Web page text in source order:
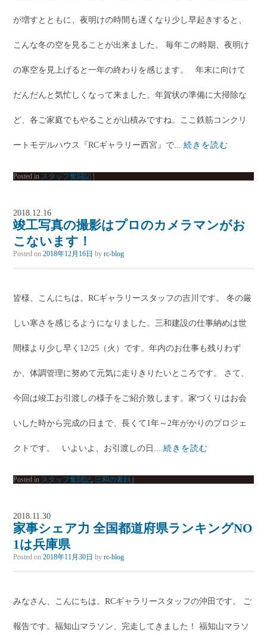
が増すとともに、夜明けの時間も遅くなり少し早起きすると、
こんな冬の空を見ることが出来ました。 毎年この時期、夜明け
の寒空を見上げると一年の終わりを感じます。 年末に向けて
だんだんと気忙しくなって来ました。年賀状の準備に大掃除な
ど、各ご家庭でもやることが山積みですね。ここ鉄筋コンクリ
ートモデルハウス『RCギャラリー西宮』で...続きを読む
Posted in スタッフ奮闘記
2018.12.16
竣工写真の撮影はプロのカメラマンがお
こないます！
Posted on2018年12月16日 byrc-blog
皆様、こんにちは。RCギャラリースタッフの吉川です。 冬の厳
しい寒さを感じるようになりました。三和建設の仕事納めは世
間様より少し早く12/25（火）です。年内のお仕事も残りわず
か、体調管理に努めて元気に走りきりたいところです。 さて、
今回は竣工お引渡しの様子をご紹介致します。家づくりはお会
いした時から完成の日まで、長くて1年～2年がかりのプロジェ
クトです。 いよいよ、お引渡しの日...続きを読む
Posted in スタッフ奮闘記, 三和の素顔
2018.11.30
家事シェア力 全国都道府県ランキングNO
1は兵庫県
Posted on2018年11月30日 byrc-blog
みなさん、こんにちは。RCギャラリースタッフの沖田です。 ご
報告です。福知山マラソン、完走してきました！ 福知山マラソ